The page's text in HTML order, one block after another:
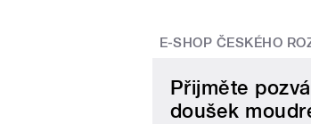
E-SHOP ČESKÉHO
Přijměte
doušek